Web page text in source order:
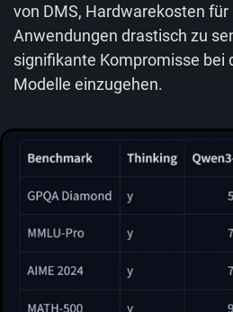
von DMS, Hardwarekosten für
Anwendungen drastisch zu
signifikante Kompromisse bei
Modelle einzugehen.